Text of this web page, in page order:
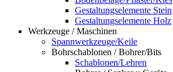
Gestaltungselemente Stein
Gestaltungselemente Holz
Werkzeuge / Maschinen
Spannwerkzeuge/Keile
Bohrschablonen / Bohrer/Bits
Schablonen/Lehren